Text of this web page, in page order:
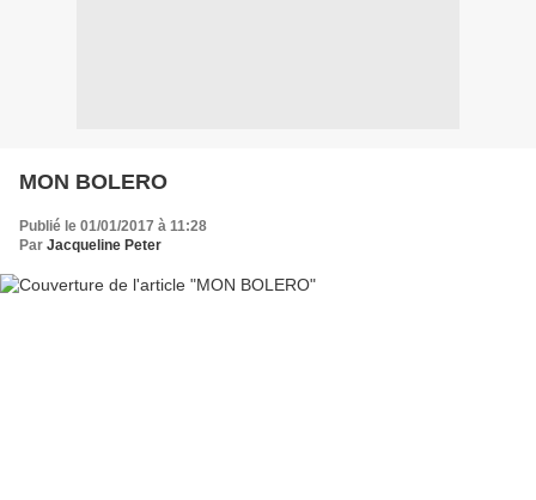
MON BOLERO
Publié le 01/01/2017 à 11:28
Par Jacqueline Peter